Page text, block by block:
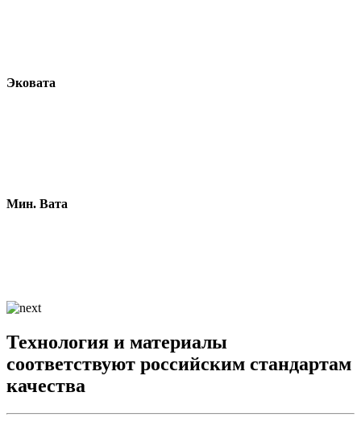
Эковата
Мин. Вата
Технология и материалы
соответствуют российским стандартам
качества